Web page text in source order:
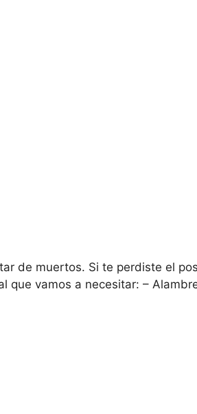
de muertos. Si te perdiste el
vamos a necesitar: –